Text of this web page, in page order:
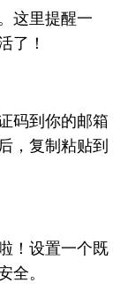
这里提醒一
了！
码到你的邮箱
，复制粘贴到
！设置一个既
全。